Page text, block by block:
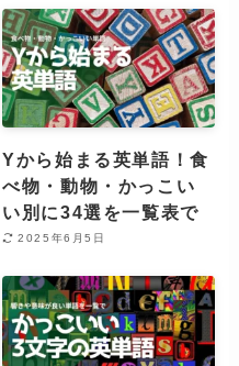
Yから始まる英単語！食
べ物・動物・かっこい
い別に34選を一覧表で
2025年6月5日